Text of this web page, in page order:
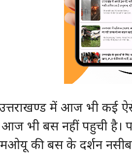
उत्तराखण्ड में आज भी कई
भी बस नहीं पहुची है।
की बस के दर्शन